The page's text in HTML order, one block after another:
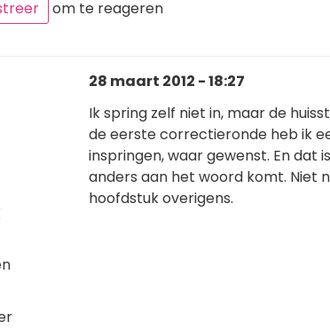
om te reageren
28 maart 2012 - 18:27
Ik spring zelf niet in, maar de
de eerste correctieronde heb ik
inspringen, waar gewenst. En dat
anders aan het woord komt. Niet
hoofdstuk overigens.